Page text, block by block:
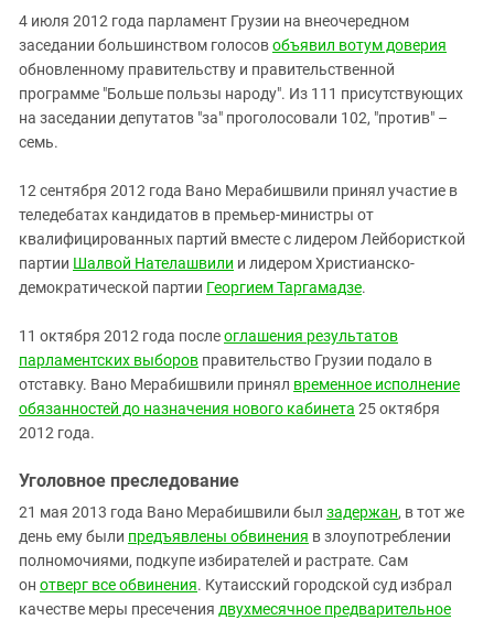
4 июля 2012 года парламент Грузии на внеочередном
заседании большинством голосовобъявил вотум доверия
обновленному правительству и правительственной
программе "Больше пользы народу". Из 111 присутствующих
на заседании депутатов "за" проголосовали 102, "против" –
семь.
12 сентября 2012 года Вано Мерабишвили принял участие в
теледебатах кандидатов в премьер-министры от
квалифицированных партий вместе с лидером Лейбористкой
партии Шалвой Нателашвили и лидером Христианско-
демократической партии Георгием Таргамадзе.
11 октября 2012 года послеоглашения результатов
парламентских выборов правительство Грузии подало в
отставку. Вано Мерабишвили принял временное исполнение
обязанностей до назначения нового кабинета 25 октября
2012 года.
Уголовное преследование
21 мая 2013 года Вано Мерабишвили был задержан, в тот же
день ему были предъявлены обвинения в злоупотреблении
полномочиями, подкупе избирателей и растрате. Сам
он отверг все обвинения. Кутаисский городской суд избрал
качестве меры пресечения двухмесячное предварительное